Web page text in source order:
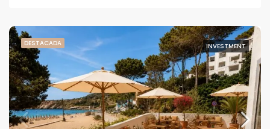
DESTACADA INVESTMENT